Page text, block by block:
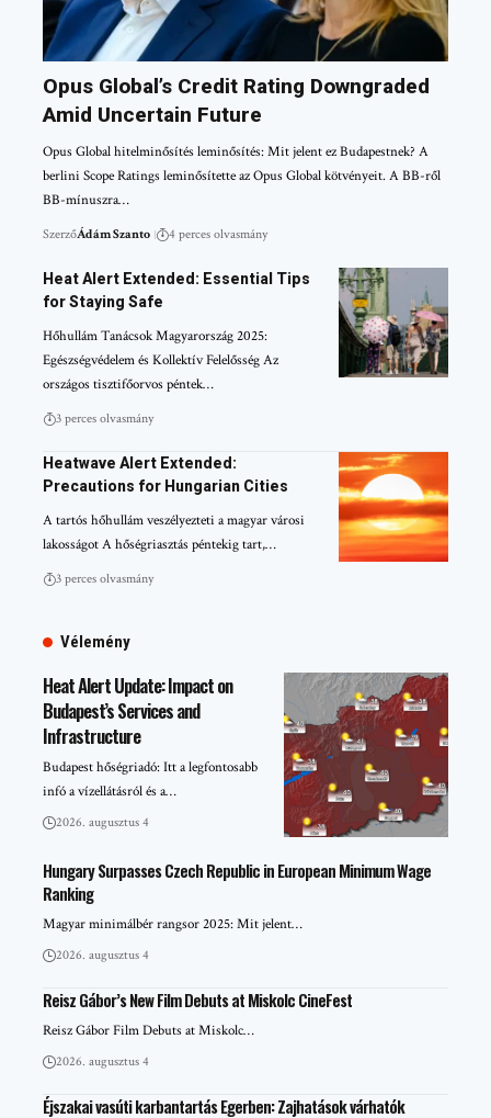
Opus Global’s Credit Rating Downgraded
Amid Uncertain Future
Opus Global hitelminősítés leminősítés: Mit jelent ez Budapestnek? A
berlini Scope Ratings leminősítette az Opus Global kötvényeit. A BB-ről
BB-mínuszra…
SzerzőÁdám Szanto 4 perces olvasmány
Heat Alert Extended: Essential Tips
for Staying Safe
Hőhullám Tanácsok Magyarország 2025:
Egészségvédelem és Kollektív Felelősség Az
országos tisztifőorvos péntek…
3 perces olvasmány
Heatwave Alert Extended:
Precautions for Hungarian Cities
A tartós hőhullám veszélyezteti a magyar városi
lakosságot A hőségriasztás péntekig tart,…
3 perces olvasmány
Vélemény
Heat Alert Update: Impact on
Budapest’s Services and
Infrastructure
Budapest hőségriadó: Itt a legfontosabb
infó a vízellátásról és a…
2026. augusztus 4
Hungary Surpasses Czech Republic in European Minimum Wage
Ranking
Magyar minimálbér rangsor 2025: Mit jelent…
2026. augusztus 4
Reisz Gábor’s New Film Debuts at Miskolc CineFest
Reisz Gábor Film Debuts at Miskolc…
2026. augusztus 4
Éjszakai vasúti karbantartás Egerben: Zajhatások várhatók